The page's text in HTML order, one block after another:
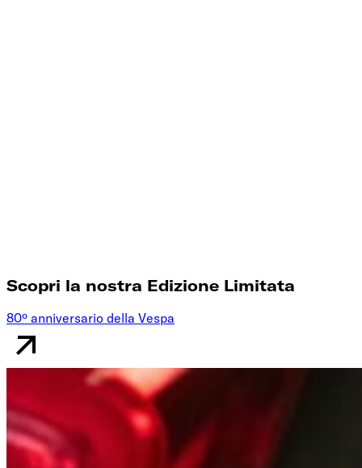
Scopri la nostra Edizione Limitata
80º anniversario della Vespa